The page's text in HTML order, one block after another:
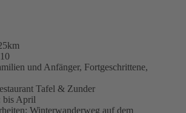
und Anfänger, Fortgeschrittene,
Tafel & Zunder
bis April
Winterwanderweg auf dem